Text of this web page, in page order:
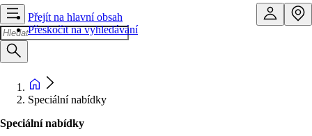
Přejít na hlavní obsah
Přeskočit na vyhledávání
Speciální nabídky
Speciální nabídky